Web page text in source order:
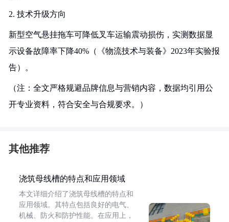
2. 技术升级方向
新型空气悬挂拖车可降低叉车运输震动损伤，实测数据显
示设备故障率下降40%（《物流技术与装备》2023年实验报
告）。
（注：全文严格规避品牌信息与营销内容，数据均引用公
开专业资料，符合安全与合规要求。）
其他推荐
浇筑母线槽的特点和应用领域
本文详细介绍了浇筑母线槽的特点和
应用领域。其特点包括良好的电气、
机械、防火和防护性能。在应用上，